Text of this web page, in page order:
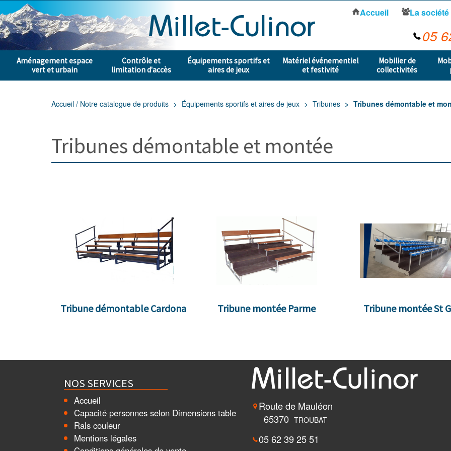
Aménagement espace
vert et urbain
Contrôle et
limitation d'accès
Équipements sportifs et
aires de jeux
Matériel événementiel
et festivité
Mobilier de
collectivités
Accueil La société
05
Accueil / Notre catalogue de produits Équipements sportifs et aires de jeux Tribunes Tribunes démontable et
Tribunes démontable et montée
Tribune démontable Cardona Tribune montée Parme Tribune montée St
Route de Mauléon
65370 TROUBAT
05 62 39 25 51
NOS SERVICES
Accueil
Capacité personnes selon Dimensions table
Rals couleur
Mentions légales